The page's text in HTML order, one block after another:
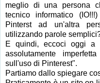
meglio di una persona
tecnico informatico
Pinterst ad un'altra
utilizzando parole
E quindi, eccoci oggi a
assolutamente
sull'uso di Pinterest".
Partiamo dallo spiegare